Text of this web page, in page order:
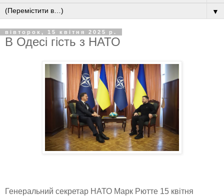
▼
вівторок, 15 квітня 2025 р.
В Одесі гість з НАТО
Генеральний секретар НАТО Марк Рютте 15 квітня